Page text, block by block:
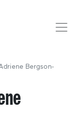
Bergson-